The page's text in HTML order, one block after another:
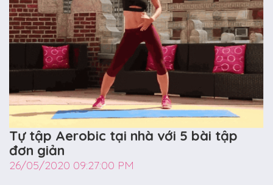
Tự tập Aerobic tại nhà với 5 bài tập
đơn giản
26/05/2020 09:27:00 PM